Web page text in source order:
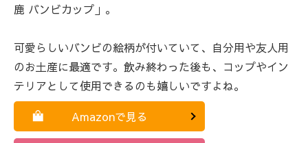
鹿 バンビカップ」。
可愛らしいバンビの絵柄が付いていて、自分用や友人用
のお土産に最適です。飲み終わった後も、コップやイン
テリアとして使用できるのも嬉しいですよね。
Amazonで見る